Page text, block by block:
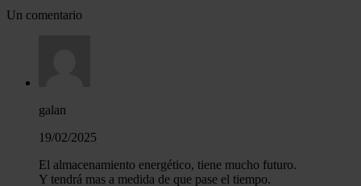
Un comentario
galan
19/02/2025
El almacenamiento energético, tiene mucho futuro.
Y tendrá mas a medida de que pase el tiempo.